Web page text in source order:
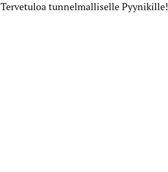
Tervetuloa tunnelmalliselle Pyynikille!